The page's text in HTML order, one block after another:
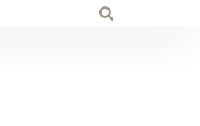
Suche